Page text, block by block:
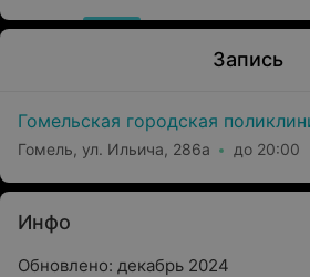
Запись
Гомельская городская
Гомель, ул. Ильича, 286а до 20:00
Инфо
Обновлено: декабрь 2024